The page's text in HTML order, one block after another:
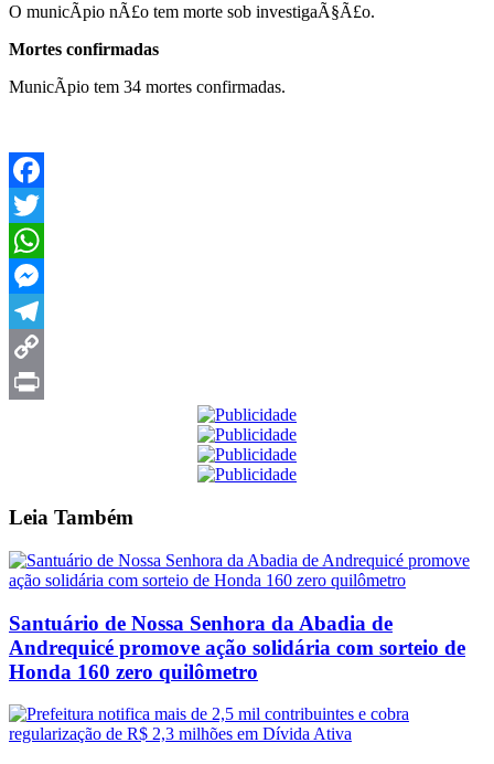
O municÃ­pio nÃ£o tem morte sob investigaÃ§Ã£o.
Mortes confirmadas
MunicÃ­pio tem 34 mortes confirmadas.
Facebook
Twitter
WhatsApp
Messenger
Telegram
Copy
Leia Também
Santuário de Nossa Senhora da Abadia de
Andrequicé promove ação solidária com sorteio de
Honda 160 zero quilômetro